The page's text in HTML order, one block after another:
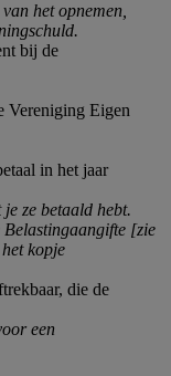
het opnemen,
bij de
Vereniging Eigen
in het jaar
ze betaald hebt.
[zie
kopje
die de
een